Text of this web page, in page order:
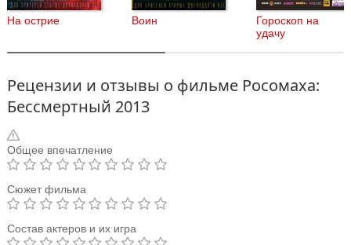
На острие Воин
Гороскоп на
удачу
Рецензии и отзывы о фильме Росомаха:
Бессмертный 2013
Общее впечатление
Сюжет фильма
Состав актеров и их игра